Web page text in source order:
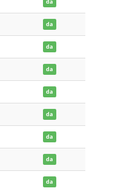
da
da
da
da
da
da
da
da